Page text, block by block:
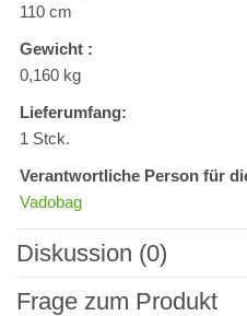
110 cm
Gewicht :
0,160 kg
Lieferumfang:
1 Stck.
Verantwortliche Person für
Vadobag
Diskussion (0)
Neuer Kommentar
Frage zum Produkt